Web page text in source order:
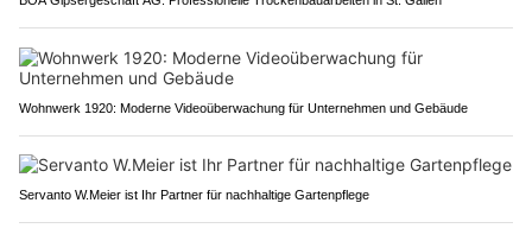
Wohnwerk 1920: Moderne Videoüberwachung für Unternehmen und Gebäude
Servanto W.Meier ist Ihr Partner für nachhaltige Gartenpflege